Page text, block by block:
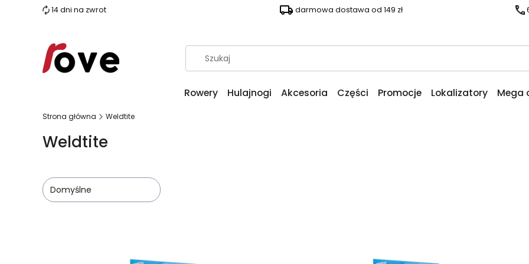
14 dni na zwrot darmowa dostawa od 149 zł
Rowery Hulajnogi Akcesoria Części Promocje Lokalizatory Mega
Strona główna Weldtite
Weldtite
Domyślne